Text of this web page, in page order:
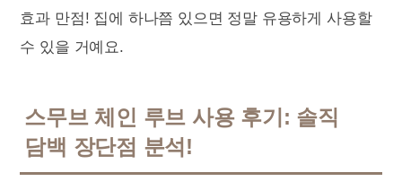
효과 만점! 집에 하나쯤 있으면 정말 유용하게 사용할
수 있을 거예요.
스무브 체인 루브 사용 후기: 솔직
담백 장단점 분석!